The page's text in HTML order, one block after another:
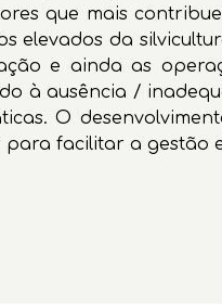
que mais
elevados da
e ainda as
à ausência /
O
facilitar a gestão